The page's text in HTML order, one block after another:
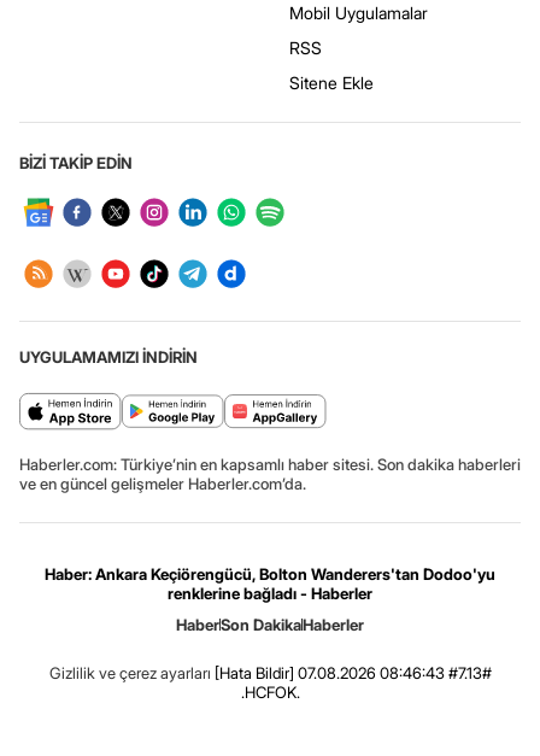
Mobil Uygulamalar
RSS
Sitene Ekle
BİZİ TAKİP EDİN
UYGULAMAMIZI İNDİRİN
Haberler.com: Türkiye’nin en kapsamlı haber sitesi. Son dakika haberleri
ve en güncel gelişmeler Haberler.com’da.
Haber: Ankara Keçiörengücü, Bolton Wanderers'tan Dodoo'yu
renklerine bağladı - Haberler
HaberSon DakikaHaberler
Gizlilik ve çerez ayarları [Hata Bildir] 07.08.2026 08:46:43 #7.13#
.HCFOK.